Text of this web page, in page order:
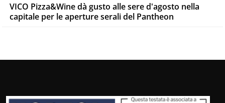
VICO Pizza&Wine dà gusto alle sere d'agosto nella
capitale per le aperture serali del Pantheon